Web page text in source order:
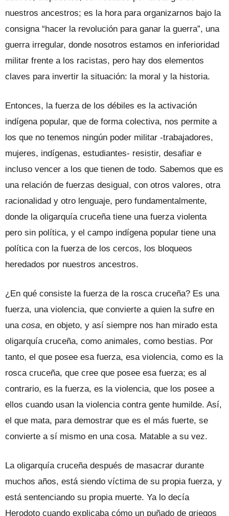
nuestros ancestros; es la hora para organizarnos bajo la
consigna “hacer la revolución para ganar la guerra”, una
guerra irregular, donde nosotros estamos en inferioridad
militar frente a los racistas, pero hay dos elementos
claves para invertir la situación: la moral y la historia.
Entonces, la fuerza de los débiles es la activación
indígena popular, que de forma colectiva, nos permite a
los que no tenemos ningún poder militar -trabajadores,
mujeres, indígenas, estudiantes- resistir, desafiar e
incluso vencer a los que tienen de todo. Sabemos que es
una relación de fuerzas desigual, con otros valores, otra
racionalidad y otro lenguaje, pero fundamentalmente,
donde la oligarquía cruceña tiene una fuerza violenta
pero sin política, y el campo indígena popular tiene una
política con la fuerza de los cercos, los bloqueos
heredados por nuestros ancestros.
¿En qué consiste la fuerza de la rosca cruceña? Es una
fuerza, una violencia, que convierte a quien la sufre en
una cosa, en objeto, y así siempre nos han mirado esta
oligarquía cruceña, como animales, como bestias. Por
tanto, el que posee esa fuerza, esa violencia, como es la
rosca cruceña, que cree que posee esa fuerza; es al
contrario, es la fuerza, es la violencia, que los posee a
ellos cuando usan la violencia contra gente humilde. Así,
el que mata, para demostrar que es el más fuerte, se
convierte a sí mismo en una cosa. Matable a su vez.
La oligarquía cruceña después de masacrar durante
muchos años, está siendo víctima de su propia fuerza, y
está sentenciando su propia muerte. Ya lo decía
Herodoto cuando explicaba cómo un puñado de griegos